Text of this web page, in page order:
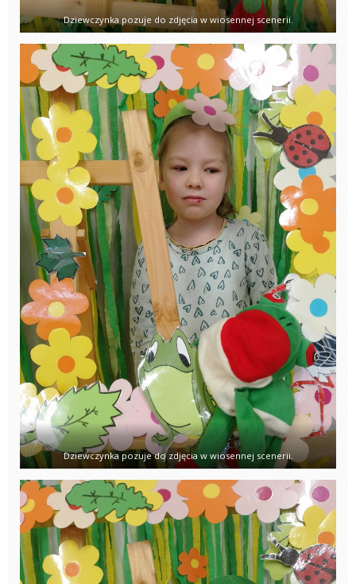
Dziewczynka pozuje do zdjęcia w wiosennej scenerii.
Dziewczynka pozuje do zdjęcia w wiosennej scenerii.